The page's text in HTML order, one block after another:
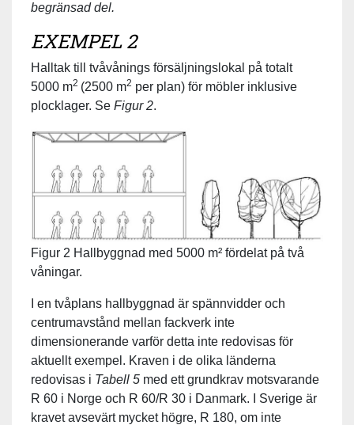
begränsad del.
EXEMPEL 2
Halltak till tvåvånings försäljningslokal på totalt
5000 m2 (2500 m2 per plan) för möbler inklusive
plocklager. Se Figur 2.
Figur 2 Hallbyggnad med 5000 m² fördelat på två
våningar.
I en tvåplans hallbyggnad är spännvidder och
centrumavstånd mellan fackverk inte
dimensionerande varför detta inte redovisas för
aktuellt exempel. Kraven i de olika länderna
redovisas i Tabell 5 med ett grundkrav motsvarande
R 60 i Norge och R 60/R 30 i Danmark. I Sverige är
kravet avsevärt mycket högre, R 180, om inte